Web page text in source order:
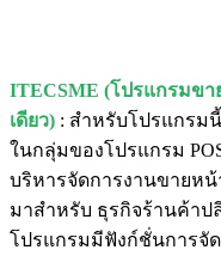
ITECSME (โปรแกรมข
เดียว) : สำหรับโปรแกรม
ในกลุ่มของโปรแกรม
บริหารจัดการงานขายห
มาสำหรับ ธุรกิจร้านค้าป
โปรแกรมมีฟังก์ชั่นการจั